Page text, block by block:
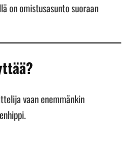
on omistusasunto suoraan
vaan enemmänkin